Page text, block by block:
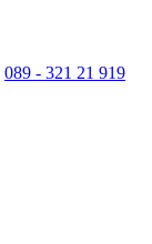
089 - 321 21 919